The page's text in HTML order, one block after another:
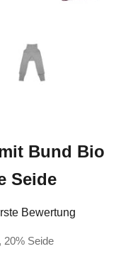
Bund Bio
Seide
Bewertung
20% Seide